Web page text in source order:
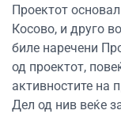
Проектот
Косово, и друго
биле наречени
од проектот,
активностите на
Дел од нив веќе